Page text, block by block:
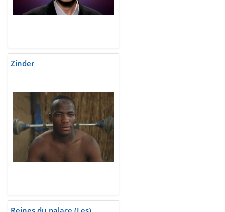
Zinder